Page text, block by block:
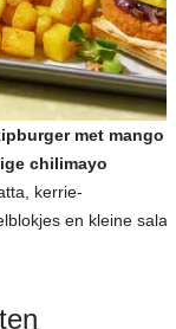
met mango
chilimayo
kerrie-
en kleine